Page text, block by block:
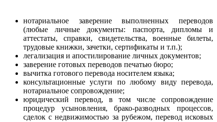
нотариальное заверение выполненных переводов
(любые личные документы: паспорта, дипломы и
аттестаты, справки, свидетельства, военные билеты,
трудовые книжки, зачетки, сертификаты и т.п.);
легализация и апостилирование личных документов;
заверение готовых переводов печатью бюро;
вычитка готового перевода носителем языка;
консультационные услуги по любому виду перевода,
нотариальное сопровождение;
юридический перевод, в том числе сопровождение
процедур усыновления, брако-разводных процессов,
сделок с недвижимостью за рубежом, перевод исковых